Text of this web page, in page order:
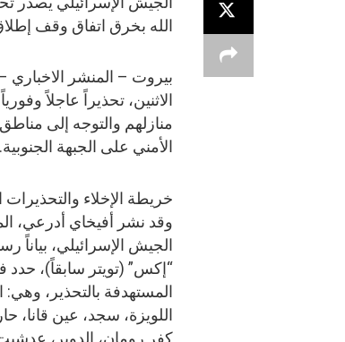
الله بخرق اتفاق وقف
الاثنين، تحذيراً عاجلاً
منازلهم والتوجه إلى
الأمني على الجبهة الجنوبية.
خريطة الإخلاء والتحذيرات
وقد نشر أفيخاي أدرعي،
الجيش الإسرائيلي، بياناً
“إكس” (تويتر سابقاً)، حدد
المستهدفة بالتحذير، وهي:
اللويزة، سجد، عين قانا،
كفر رومان، الدوير،